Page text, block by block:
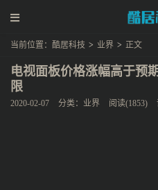
当前位置： 酷居科技 > 业界 > 正文
电视面板价格涨幅高于预
限
2020-02-07 分类： 业界 阅读(1853)